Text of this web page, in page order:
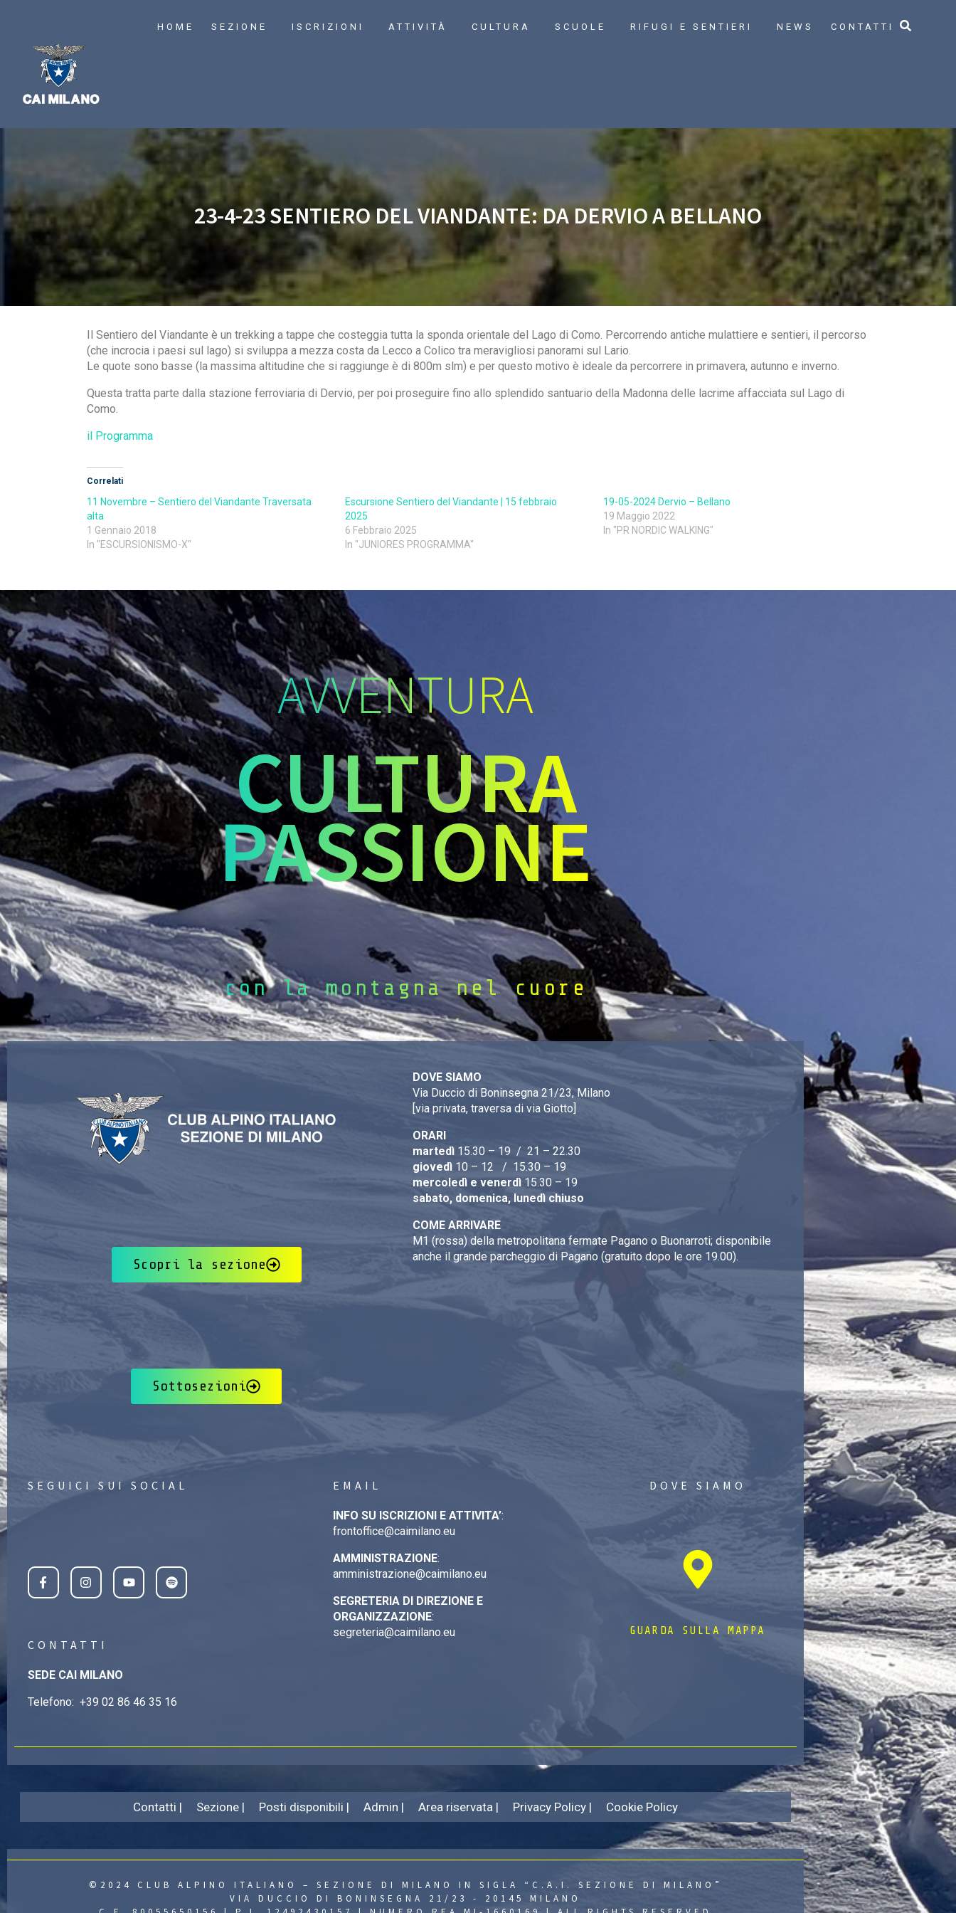
HOME SEZIONE ISCRIZIONI ATTIVITÀ CULTURA SCUOLE RIFUGI E SENTIERI NEWS CONTATTI
23-4-23 SENTIERO DEL VIANDANTE: DA DERVIO A BELLANO
Il Sentiero del Viandante è un trekking a tappe che costeggia tutta la sponda orientale del Lago di Como. Percorrendo antiche mulattiere e sentieri, il percorso
(che incrocia i paesi sul lago) si sviluppa a mezza costa da Lecco a Colico tra meravigliosi panorami sul Lario.
Le quote sono basse (la massima altitudine che si raggiunge è di 800m slm) e per questo motivo è ideale da percorrere in primavera, autunno e inverno.
Questa tratta parte dalla stazione ferroviaria di Dervio, per poi proseguire fino allo splendido santuario della Madonna delle lacrime affacciata sul Lago di
Como.
il Programma
Correlati
11 Novembre – Sentiero del Viandante Traversata
alta
1 Gennaio 2018
In "ESCURSIONISMO-X"
Escursione Sentiero del Viandante | 15 febbraio
2025
6 Febbraio 2025
In "JUNIORES PROGRAMMA"
19-05-2024 Dervio – Bellano
19 Maggio 2022
In "PR NORDIC WALKING"
AVVENTURA
CULTURA
PASSIONE
con la montagna nel cuore
Scopri la sezione
Sottosezioni
DOVE SIAMO
Via Duccio di Boninsegna 21/23, Milano
[via privata, traversa di via Giotto]
ORARI
martedì 15.30 – 19 / 21 – 22.30
giovedì 10 – 12 / 15.30 – 19
mercoledì e venerdì 15.30 – 19
sabato, domenica, lunedì chiuso
COME ARRIVARE
M1 (rossa) della metropolitana fermate Pagano o Buonarroti; disponibile
anche il grande parcheggio di Pagano (gratuito dopo le ore 19.00).
SEGUICI SUI SOCIAL
CONTATTI
SEDE CAI MILANO
Telefono: +39 02 86 46 35 16
EMAIL
INFO SU ISCRIZIONI E ATTIVITA’:
frontoffice@caimilano.eu
AMMINISTRAZIONE:
amministrazione@caimilano.eu
SEGRETERIA DI DIREZIONE E
ORGANIZZAZIONE:
segreteria@caimilano.eu
DOVE SIAMO
GUARDA SULLA MAPPA
Contatti | Sezione | Posti disponibili | Admin | Area riservata | Privacy Policy | Cookie Policy
©2024 CLUB ALPINO ITALIANO – SEZIONE DI MILANO IN SIGLA “C.A.I. SEZIONE DI MILANO”
VIA DUCCIO DI BONINSEGNA 21/23 - 20145 MILANO